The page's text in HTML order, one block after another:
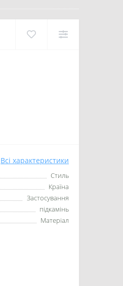
Всі характеристики
Стиль
Країна
Застосування
підкамінь
Матеріал